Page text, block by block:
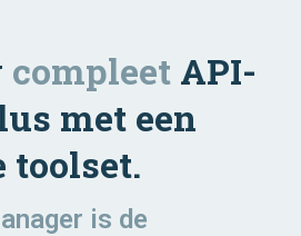
compleet API-
met een
toolset.
is de